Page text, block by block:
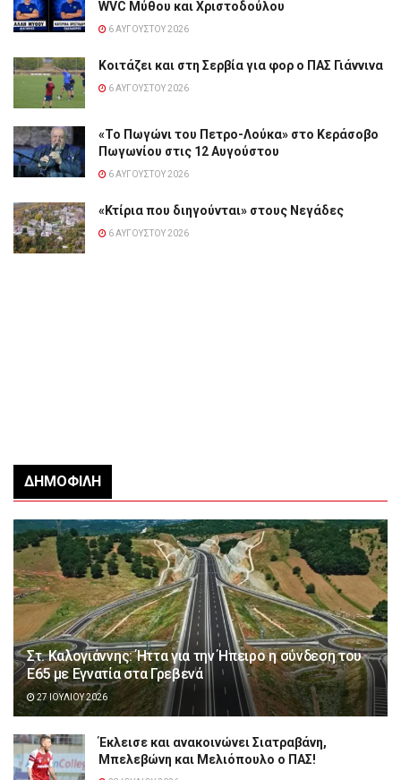
WVC Μύθου και Χριστοδούλου
6 ΑΥΓΟΎΣΤΟΥ 2026
Κοιτάζει και στη Σερβία για φορ ο ΠΑΣ Γιάννινα
6 ΑΥΓΟΎΣΤΟΥ 2026
«Το Πωγώνι του Πετρο-Λούκα» στο Κεράσοβο
Πωγωνίου στις 12 Αυγούστου
6 ΑΥΓΟΎΣΤΟΥ 2026
«Κτίρια που διηγούνται» στους Νεγάδες
6 ΑΥΓΟΎΣΤΟΥ 2026
ΔΗΜΟΦΙΛΉ
Στ. Καλογιάννης: Ήττα για την Ήπειρο η σύνδεση του
Ε65 με Εγνατία στα Γρεβενά
27 ΙΟΥΛΊΟΥ 2026
Έκλεισε και ανακοινώνει Σιατραβάνη,
Μπελεβώνη και Μελιόπουλο ο ΠΑΣ!